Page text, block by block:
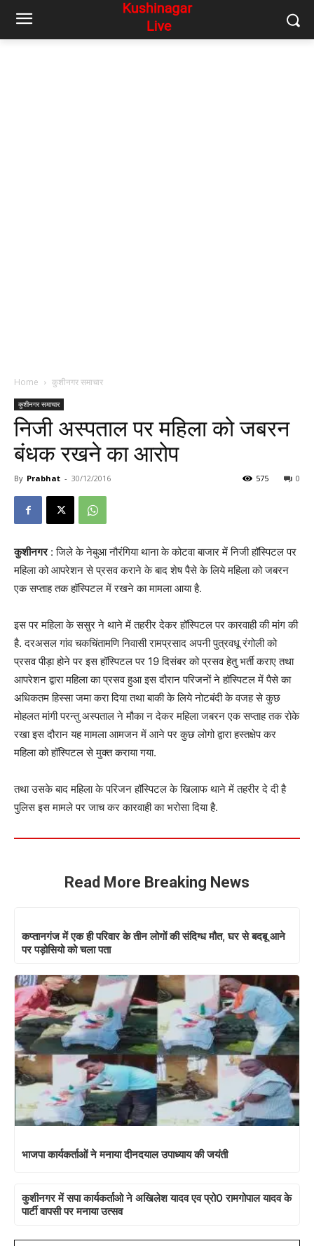
Home कुशीनगर समाचार
कुशीनगर समाचार
निजी अस्पताल पर महिला को जबरन
बंधक रखने का आरोप
By Prabhat - 30/12/2016 0
575
कुशीनगर: जिले के नेबुआ नौरंगिया थाना के कोटवा बाजार में निजी हॉस्पिटल पर
महिला को आपरेशन से प्रसव कराने के बाद शेष पैसे के लिये महिला को जबरन
एक सप्ताह तक हॉस्पिटल में रखने का मामला आया है.
इस पर महिला के ससुर ने थाने में तहरीर देकर हॉस्पिटल पर कारवाही की मांग की
है. दरअसल गांव चकचिंतामणि निवासी रामप्रसाद अपनी पुत्रवधू रंगोली को
प्रसव पीड़ा होने पर इस हॉस्पिटल पर 19 दिसंबर को प्रसव हेतु भर्ती कराए तथा
आपरेशन द्वारा महिला का प्रसव हुआ इस दौरान परिजनों ने हॉस्पिटल में पैसे का
अधिकतम हिस्सा जमा करा दिया तथा बाकी के लिये नोटबंदी के वजह से कुछ
मोहलत मांगी परन्तु अस्पताल ने मौका न देकर महिला जबरन एक सप्ताह तक रोके
रखा इस दौरान यह मामला आमजन में आने पर कुछ लोगो द्वारा हस्तक्षेप कर
महिला को हॉस्पिटल से मुक्त कराया गया.
तथा उसके बाद महिला के परिजन हॉस्पिटल के खिलाफ थाने में तहरीर दे दी है
पुलिस इस मामले पर जाच कर कारवाही का भरोसा दिया है.
Read More Breaking News
कप्तानगंज में एक ही परिवार के तीन लोगों की संदिग्ध मौत, घर से बदबू आने
पर पड़ोसियो को चला पता
भाजपा कार्यकर्ताओं ने मनाया दीनदयाल उपाध्याय की जयंती
कुशीनगर में सपा कार्यकर्ताओ ने अखिलेश यादव एव प्रो0 रामगोपाल यादव के
पार्टी वापसी पर मनाया उत्सव